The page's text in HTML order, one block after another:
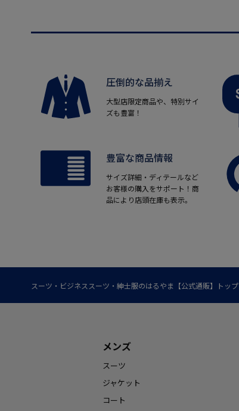
圧倒的な品揃え
大型店限定商品や、特別サイ
ズも豊富！
豊富な商品情報
サイズ詳細・ディテールなど
お客様の購入をサポート！商
品により店頭在庫も表示。
スーツ・ビジネススーツ・紳士服のはるやま【公式通販】トップ
メンズ
スーツ
ジャケット
コート